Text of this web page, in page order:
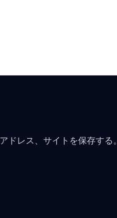
レス、サイトを保存する。